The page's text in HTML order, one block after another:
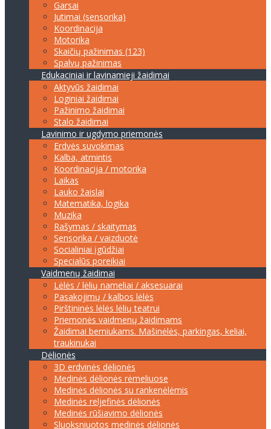
Garsai
Jutimai (sensorika)
Koordinacija
Motorika
Skaičių pažinimas (123)
Spalvų pažinimas
Edukaciniai ir lavinamieji žaidimai
Aktyvūs žaidimai
Loginiai žaidimai
Pažinimo žaidimai
Stalo žaidimai
Lavinimo ir ugdymo priemonės
Erdvės suvokimas
Kalba, atmintis
Koordinacija / motorika
Laikas
Lauko žaislai
Matematika, logika
Muzika
Rašymas / skaitymas
Sensorika / vaizduotė
Socialiniai įgūdžiai
Specialūs poreikiai
Vaidmenų žaidimai
Lėlės / lėlių nameliai / aksesuarai
Pasakojimų / kalbos lėlės
Pirštininės lėlės lėlių teatrui
Priemonės vaidmenų žaidimams
Žaidimai berniukams. Mašinėlės, parkingas, keliai,
traukinukai
Dėlionės
3D erdvinės dėlionės
Medinės dėlionės rėmeliuose
Medinės dėlionės su rankenėlėmis
Medinės reljefinės dėlionės
Medinės rūšiavimo dėlionės
Sluoksniuotos medinės dėlionės